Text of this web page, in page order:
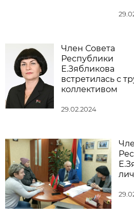
Член Совета
Республики
Е.Зябликова
встретилась с
коллективом
29.02.2024